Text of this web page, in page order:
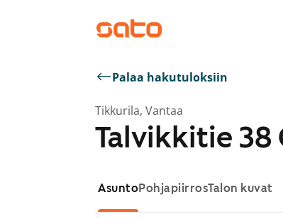
Palaa hakutuloksiin
Tikkurila, Vantaa
Talvikkitie 38
AsuntoPohjapiirrosTalon kuvat